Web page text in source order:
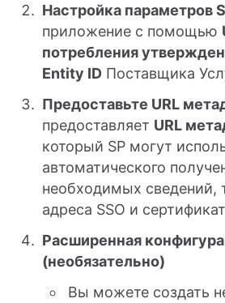
Настройка параметров
приложение с помощью
потребления
Entity ID Поставщика
Предоставьте URL
предоставляет URL
который SP могут
автоматического
необходимых сведений,
адреса SSO и
Расширенная
(необязательно)
Вы можете создать